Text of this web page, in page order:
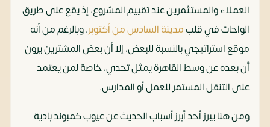
العملاء والمستثمرين عند تقييم المشروع، إذ يقع على طريق
الواحات في قلبمدينة السادس من أكتوبر، وبالرغم من أنه
موقع استراتيجي بالنسبة للبعض، إلا أن بعض المشترين يرون
أن بعده عن وسط القاهرة يمثل تحدي، خاصة لمن يعتمد
على التنقل المستمر للعمل أو المدارس.
ومن هنا يبرز أحد أبرز أسباب الحديث عن عيوب كمبوند بادية